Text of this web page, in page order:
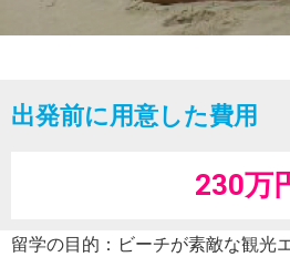
出発前に用意した費用
230万
留学の目的：ビーチが素敵な観光